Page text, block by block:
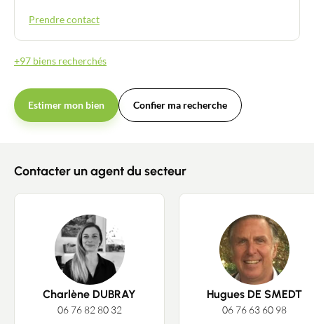
Prendre contact
+97 biens recherchés
Estimer mon bien Confier ma recherche
Contacter un agent du secteur
Charlène DUBRAY
06 76 82 80 32
Hugues DE SMEDT
06 76 63 60 98